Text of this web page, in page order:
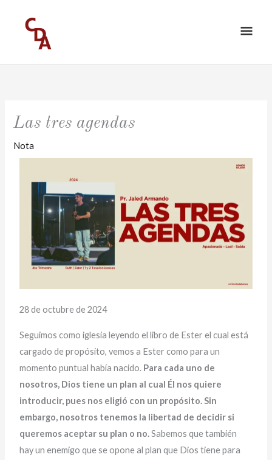
contenido
Las tres agendas
Nota
28 de octubre de 2024
Seguimos como iglesia leyendo el libro de Ester el cual está
cargado de propósito, vemos a Ester como para un
momento puntual había nacido. Para cada uno de
nosotros, Dios tiene un plan al cual Él nos quiere
introducir, pues nos eligió con un propósito. Sin
embargo, nosotros tenemos la libertad de decidir si
queremos aceptar su plan o no.Sabemos que también
hay un enemigo que se opone al plan que Dios tiene para